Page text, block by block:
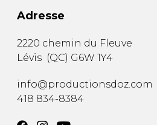
Adresse
2220 chemin du Fleuve
Lévis (QC) G6W 1Y4
info@productionsdoz.com
418 834-8384